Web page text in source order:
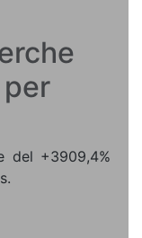
del +3909,4%